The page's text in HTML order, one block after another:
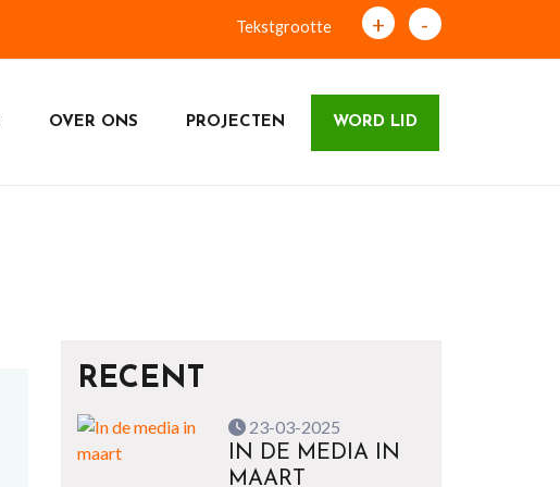
Tekstgrootte + -
OVER ONS PROJECTEN WORD LID
RECENT
23-03-2025
IN DE MEDIA IN
MAART